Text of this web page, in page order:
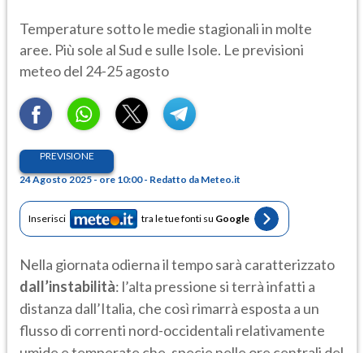
Temperature sotto le medie stagionali in molte
aree. Più sole al Sud e sulle Isole. Le previsioni
meteo del 24-25 agosto
PREVISIONE
24 Agosto 2025 - ore 10:00 - Redatto da Meteo.it
Inserisci tra le tue fonti su Google
Nella giornata odierna il tempo sarà caratterizzato
dall’instabilità: l’alta pressione si terrà infatti a
distanza dall’Italia, che così rimarrà esposta a un
flusso di correnti nord-occidentali relativamente